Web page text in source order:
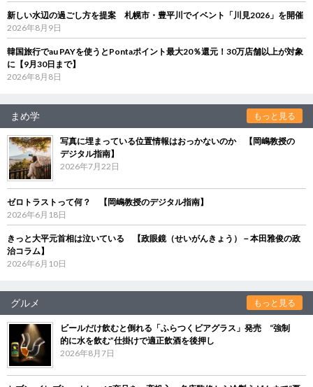
新しい水辺の過ごし方を提案 札幌市・豊平川でイベント「川見2026」を開催
2026年8月9日
韓国旅行でau PAYを使うとPontaポイント最大20％還元！30万店舗以上が対象
に【9月30日まで】
2026年8月8日
まめ学 もっと見る
写真に埋まっている位置情報はおっかないのか 【岡嶋教授の
デジタル指南】
2026年7月22日
ゼロトラストって何？ 【岡嶋教授のデジタル指南】
2026年6月18日
きっと大平元首相は泣いている 【政眼鏡（せいがんきょう）－本田雅俊の政
治コラム】
2026年6月10日
グルメ もっと見る
ビールだけ飲むと倒れる「ふらつくビアグラス」発売 “強制
的に水を飲む”仕掛けで適正飲酒を後押し
2026年8月7日